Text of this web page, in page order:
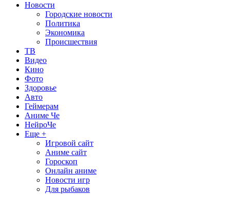
Новости
Городские новости
Политика
Экономика
Происшествия
ТВ
Видео
Кино
Фото
Здоровье
Авто
Геймерам
Аниме Че
НейроЧе
Еще +
Игровой сайт
Аниме сайт
Гороскоп
Онлайн аниме
Новости игр
Для рыбаков